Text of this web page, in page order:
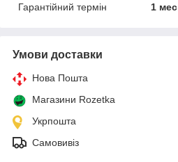
Гарантійний термін
1 мес
Умови доставки
Нова Пошта
Магазини Rozetka
Укрпошта
Самовивіз